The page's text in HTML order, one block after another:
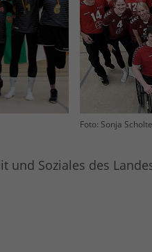
Foto: Sonja
Soziales des